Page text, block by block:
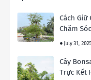
Cách Giữ
Chăm
July 31, 2025
Cây
Trực Kết